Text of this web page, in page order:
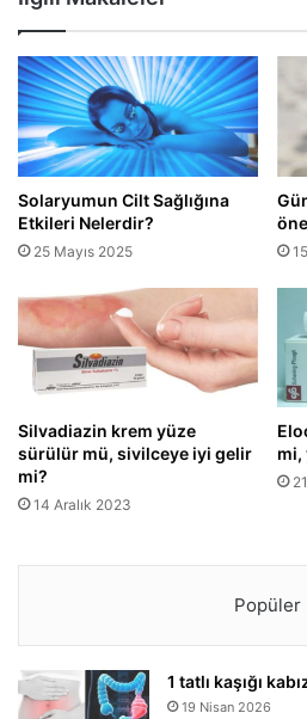
Solaryumun Cilt Sağlığına
Etkileri Nelerdir?
25 Mayıs 2025
Silvadiazin krem yüze
sürülür mü, sivilceye iyi gelir
mi?
14 Aralık 2023
mi,
Popüler
1 tatlı kaşığı
19 Nisan 2026